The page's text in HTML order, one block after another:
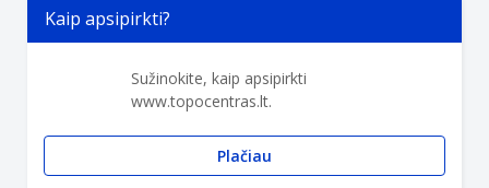
Kaip apsipirkti?
Sužinokite, kaip apsipirkti
www.topocentras.lt.
Plačiau